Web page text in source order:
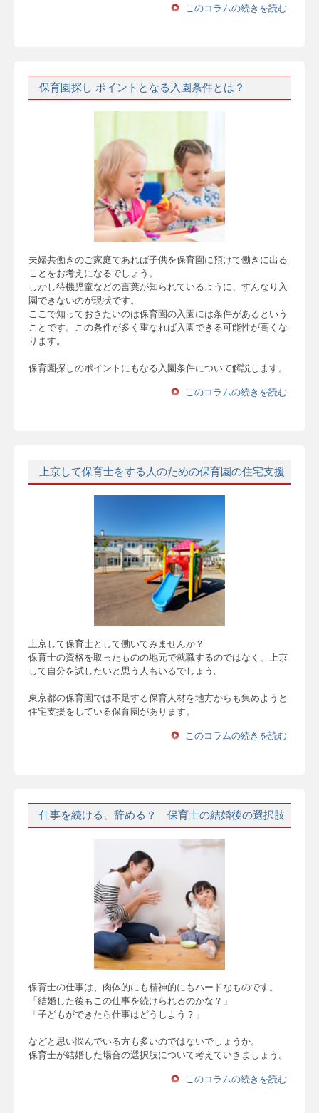
このコラムの続きを読む
保育園探し ポイントとなる入園条件とは？
夫婦共働きのご家庭であれば子供を保育園に預けて働きに出る
ことをお考えになるでしょう。
しかし待機児童などの言葉が知られているように、すんなり入
園できないのが現状です。
ここで知っておきたいのは保育園の入園には条件があるという
ことです。この条件が多く重なれば入園できる可能性が高くな
ります。
保育園探しのポイントにもなる入園条件について解説します。
このコラムの続きを読む
上京して保育士をする人のための保育園の住宅支援
上京して保育士として働いてみませんか？
保育士の資格を取ったものの地元で就職するのではなく、上京
して自分を試したいと思う人もいるでしょう。
東京都の保育園では不足する保育人材を地方からも集めようと
住宅支援をしている保育園があります。
このコラムの続きを読む
仕事を続ける、辞める？ 保育士の結婚後の選択肢
保育士の仕事は、肉体的にも精神的にもハードなものです。
「結婚した後もこの仕事を続けられるのかな？」
「子どもができたら仕事はどうしよう？」
などと思い悩んでいる方も多いのではないでしょうか。
保育士が結婚した場合の選択肢について考えていきましょう。
このコラムの続きを読む